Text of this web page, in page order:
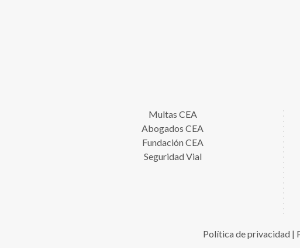
Multas CEA
Abogados CEA
Fundación CEA
Seguridad Vial
Política de privacidad|